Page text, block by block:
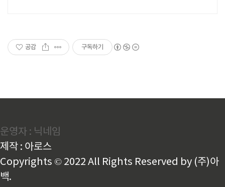
공감 구독하기
운영자 : 닉네임
제작 : 아로스
Copyrights © 2022 All Rights Reserved by (주)아
백.